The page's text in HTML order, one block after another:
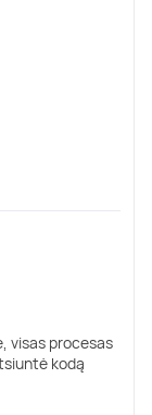
visas procesas
kodą